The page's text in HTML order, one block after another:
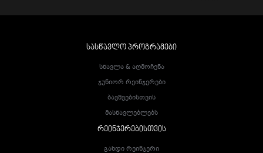
ᲡᲐᲡᲬᲐᲕᲚᲝ ᲞᲠᲝᲒᲠᲐᲛᲔᲑᲘ
Სწავლა & Აღმოჩენა
Ჯუნიორ Რეინჯერები
Ბავშვებისთვის
Მასწავლებლებს
ᲠᲔᲘᲜᲯᲔᲠᲔᲑᲘᲡᲗᲕᲘᲡ
Გახდი Რეინჯერი